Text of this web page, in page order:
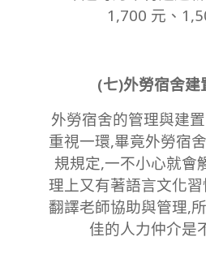
1,700 元、
(七)外勞宿舍建
外勞宿舍的管理與建
重視一環,畢竟外勞宿
規規定,一不小心就會
理上又有著語言文化
翻譯老師協助與管理,
佳的人力仲介是